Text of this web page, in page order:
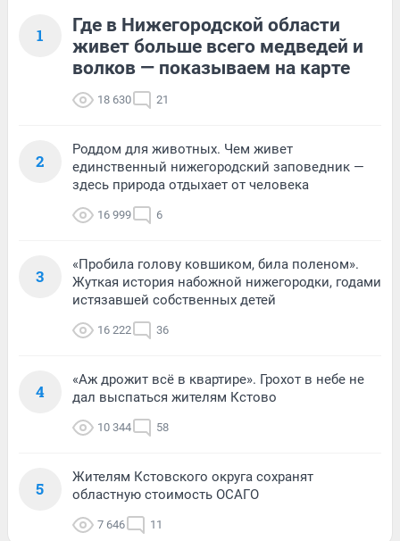
1
Где в Нижегородской области
живет больше всего медведей и
волков — показываем на карте
18 630 21
2
Роддом для животных. Чем живет
единственный нижегородский заповедник —
здесь природа отдыхает от человека
16 999 6
3
«Пробила голову ковшиком, била поленом».
Жуткая история набожной нижегородки, годами
истязавшей собственных детей
16 222 36
4
«Аж дрожит всё в квартире». Грохот в небе не
дал выспаться жителям Кстово
10 344 58
5
Жителям Кстовского округа сохранят
областную стоимость ОСАГО
7 646 11